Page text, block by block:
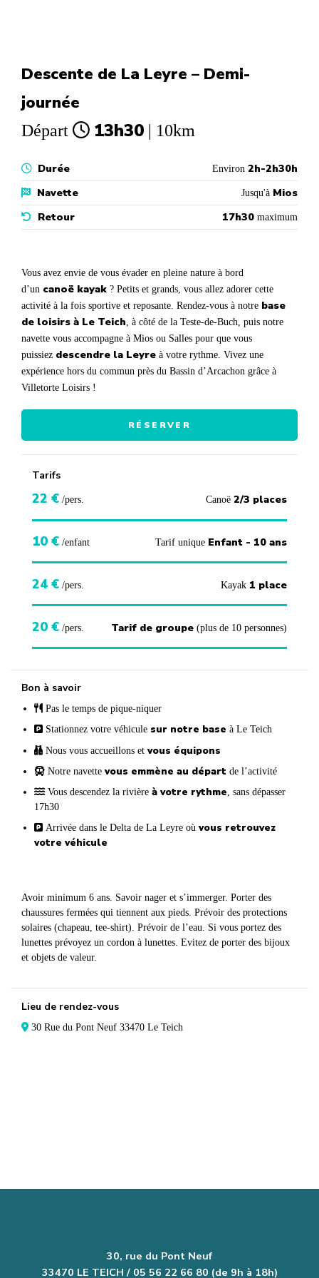
Descente de La Leyre – Demi-
journée
Départ 13h30 | 10km
Durée Environ 2h-2h30h
Navette
Jusqu'à Mios
Retour
17h30 maximum
Vous avez envie de vous évader en pleine nature à bord
d’un canoë kayak ? Petits et grands, vous allez adorer cette
activité à la fois sportive et reposante. Rendez-vous à notre base
de loisirs à Le Teich , à côté de la Teste-de-Buch, puis notre
navette vous accompagne à Mios ou Salles pour que vous
puissiez descendre la Leyre à votre rythme. Vivez une
expérience hors du commun près du Bassin d’Arcachon grâce à
Villetorte Loisirs !
RÉSERVER
Tarifs
22 € /pers. Canoë 2/3 places
10 € /enfant Tarif unique Enfant - 10 ans
24 € /pers. Kayak 1 place
20 € /pers. Tarif de groupe (plus de 10 personnes)
Bon à savoir
Pas le temps de pique-niquer
Stationnez votre véhicule sur notre base à Le Teich
Nous vous accueillons et vous équipons
Notre navette vous emmène au départ de l’activité
Vous descendez la rivière à votre rythme , sans dépasser
17h30
Arrivée dans le Delta de La Leyre où vous retrouvez
votre véhicule
Avoir minimum 6 ans. Savoir nager et s’immerger. Porter des
chaussures fermées qui tiennent aux pieds. Prévoir des protections
solaires (chapeau, tee-shirt). Prévoir de l’eau. Si vous portez des
lunettes prévoyez un cordon à lunettes. Evitez de porter des bijoux
et objets de valeur.
Lieu de rendez-vous
30 Rue du Pont Neuf 33470 Le Teich
30, rue du Pont Neuf
33470 LE TEICH / 05 56 22 66 80 (de 9h à 18h)